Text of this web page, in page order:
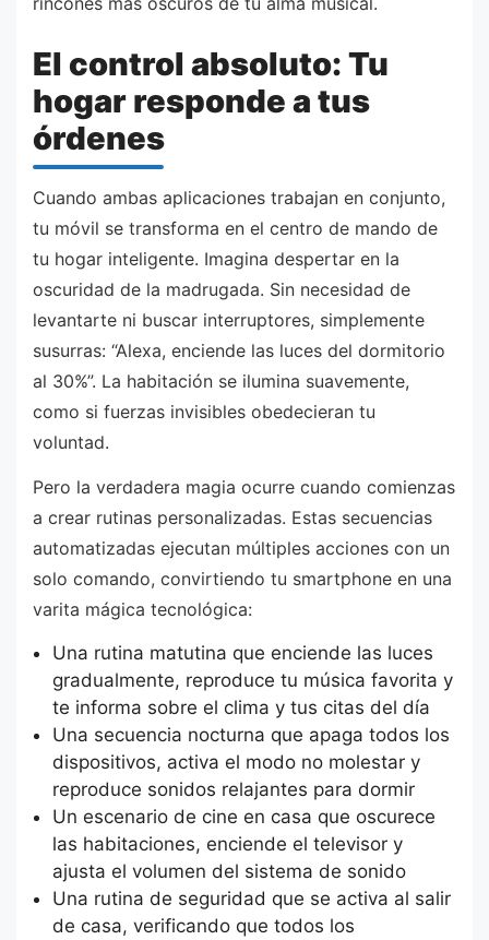
El control absoluto: Tu
hogar responde a tus
órdenes
Cuando ambas aplicaciones trabajan en conjunto,
tu móvil se transforma en el centro de mando de
tu hogar inteligente. Imagina despertar en la
oscuridad de la madrugada. Sin necesidad de
levantarte ni buscar interruptores, simplemente
susurras: “Alexa, enciende las luces del dormitorio
al 30%”. La habitación se ilumina suavemente,
como si fuerzas invisibles obedecieran tu
voluntad.
Pero la verdadera magia ocurre cuando comienzas
a crear rutinas personalizadas. Estas secuencias
automatizadas ejecutan múltiples acciones con un
solo comando, convirtiendo tu smartphone en una
varita mágica tecnológica:
Una rutina matutina que enciende las luces
gradualmente, reproduce tu música favorita y
te informa sobre el clima y tus citas del día
Una secuencia nocturna que apaga todos los
dispositivos, activa el modo no molestar y
reproduce sonidos relajantes para dormir
Un escenario de cine en casa que oscurece
las habitaciones, enciende el televisor y
ajusta el volumen del sistema de sonido
Una rutina de seguridad que se activa al salir
de casa, verificando que todos los